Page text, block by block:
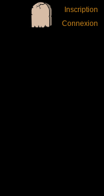
Inscription
Connexion